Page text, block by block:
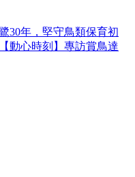
30年，堅守鳥類保育初
動心時刻】專訪賞鳥達